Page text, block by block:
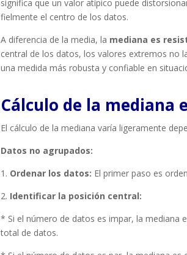
significa que un valor atípico puede
fielmente el centro de los datos.
A diferencia de la media, la mediana es
central de los datos, los valores extremos no
una medida más robusta y confiable en
Cálculo de la mediana
El cálculo de la mediana varía ligeramente
Datos no agrupados:
1. Ordenar los datos: El primer paso es
2. Identificar la posición central:
* Si el número de datos es impar, la mediana
total de datos.